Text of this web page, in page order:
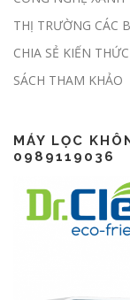
THỊ TRƯỜNG CÁC
CHIA SẺ KIẾN THỨC
SÁCH THAM KHẢO
MÁY LỌC
0989119036